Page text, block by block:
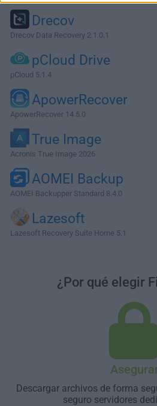
Drecov
Drecov Data Recovery 2.1.0.1
pCloud Drive
pCloud 5.1.4
ApowerRecover
ApowerRecover 14.5.0
True Image
Acronis True Image 2026
AOMEI Backup
AOMEI Backupper Standard 8.4.0
Lazesoft
Lazesoft Recovery Suite Home 5.1
¿Por qué elegir
Descargar archivos de forma
seguro servidores